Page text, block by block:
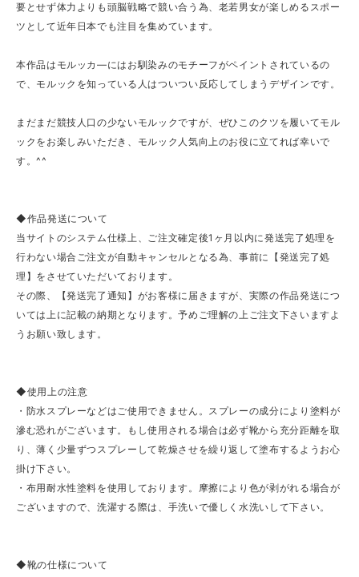
要とせず体力よりも頭脳戦略で競い合う為、老若男女が楽しめるスポー
ツとして近年日本でも注目を集めています。
本作品はモルッカ―にはお馴染みのモチーフがペイントされているの
で、モルックを知っている人はついつい反応してしまうデザインです。
まだまだ競技人口の少ないモルックですが、ぜひこのクツを履いてモル
ックをお楽しみいただき、モルック人気向上のお役に立てれば幸いで
す。^^
◆作品発送について
当サイトのシステム仕様上、ご注文確定後1ヶ月以内に発送完了処理を
行わない場合ご注文が自動キャンセルとなる為、事前に【発送完了処
理】をさせていただいております。
その際、【発送完了通知】がお客様に届きますが、実際の作品発送につ
いては上に記載の納期となります。予めご理解の上ご注文下さいますよ
うお願い致します。
◆使用上の注意
・防水スプレーなどはご使用できません。スプレーの成分により塗料が
滲む恐れがございます。もし使用される場合は必ず靴から充分距離を取
り、薄く少量ずつスプレーして乾燥させを繰り返して塗布するようお心
掛け下さい。
・布用耐水性塗料を使用しております。摩擦により色が剥がれる場合が
ございますので、洗濯する際は、手洗いで優しく水洗いして下さい。
◆靴の仕様について